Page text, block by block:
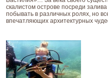
скалистом острове посреди
побывать в различных ролях, но
впечатляющих архитектурных